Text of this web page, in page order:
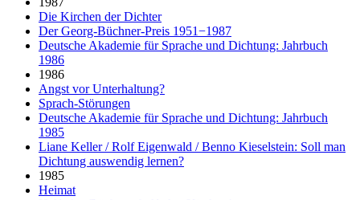
Die Kirchen der Dichter
Der Georg-Büchner-Preis 1951−1987
Deutsche Akademie für Sprache und Dichtung: Jahrbuch
1986
1986
Angst vor Unterhaltung?
Sprach-Störungen
Deutsche Akademie für Sprache und Dichtung: Jahrbuch
1985
Liane Keller / Rolf Eigenwald / Benno Kieselstein: Soll man
Dichtung auswendig lernen?
1985
Heimat